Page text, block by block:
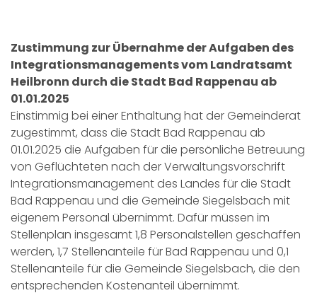
Zustimmung zur Übernahme der Aufgaben des
Integrationsmanagements vom Landratsamt
Heilbronn durch die Stadt Bad Rappenau ab
01.01.2025
Einstimmig bei einer Enthaltung hat der Gemeinderat
zugestimmt, dass die Stadt Bad Rappenau ab
01.01.2025 die Aufgaben für die persönliche Betreuung
von Geflüchteten nach der Verwaltungsvorschrift
Integrationsmanagement des Landes für die Stadt
Bad Rappenau und die Gemeinde Siegelsbach mit
eigenem Personal übernimmt. Dafür müssen im
Stellenplan insgesamt 1,8 Personalstellen geschaffen
werden, 1,7 Stellenanteile für Bad Rappenau und 0,1
Stellenanteile für die Gemeinde Siegelsbach, die den
entsprechenden Kostenanteil übernimmt.